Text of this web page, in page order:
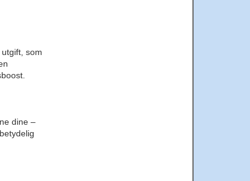
som
dine –